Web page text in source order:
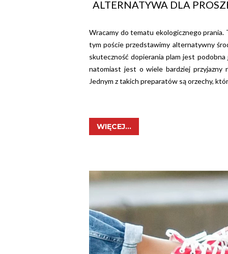
ALTERNATYWA DLA
Wracamy do tematu ekologicznego prania.
tym poście przedstawimy alternatywny
skuteczność dopierania plam jest
natomiast jest o wiele bardziej przyjazny
Jednym z takich preparatów są orzechy,
WIĘCEJ...